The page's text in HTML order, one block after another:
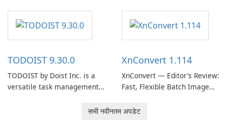
helps users capture ideas,
organize to-do lists, and keep
track of important
software designed to help
users capture, organize, and
access information across
TODOIST 9.30.0
TODOIST by Doist Inc. is a
versatile task management
XnConvert 1.114
XnConvert — Editor’s Review:
Fast, Flexible Batch Image
macOS and Linux XnConvert
सभी नवीनतम अपडेट